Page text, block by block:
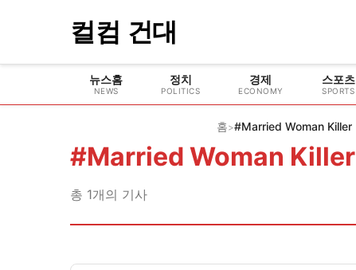
컬컴 건대
뉴스홈
NEWS
정치
POLITICS
경제
ECONOMY
스포츠
SPORTS
홈>#Married Woman Killer
#Married Woman Killer
총 1개의 기사